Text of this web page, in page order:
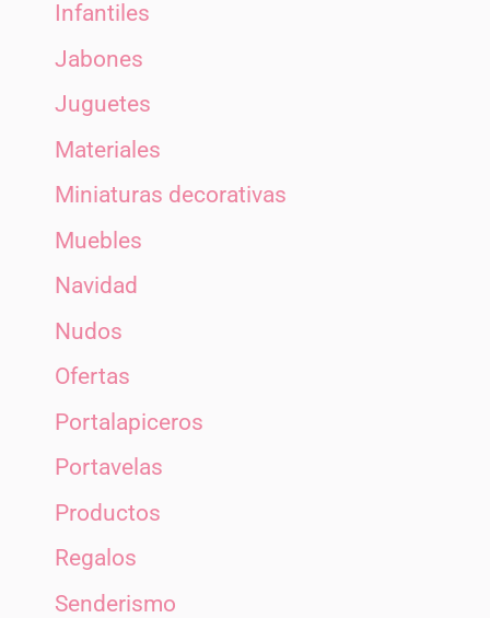
Infantiles
Jabones
Juguetes
Materiales
Miniaturas decorativas
Muebles
Navidad
Nudos
Ofertas
Portalapiceros
Portavelas
Productos
Regalos
Senderismo